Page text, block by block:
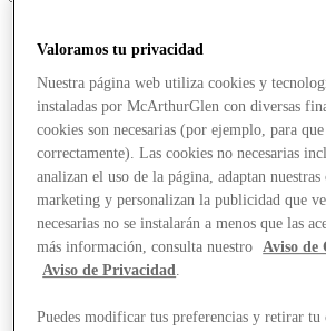
Valoramos tu privacidad
Nuestra página web utiliza cookies y
instaladas por McArthurGlen con diversas
cookies son necesarias (por ejemplo, para
correctamente). Las cookies no necesarias
analizan el uso de la página, adaptan nuestras
marketing y personalizan la publicidad que
necesarias no se instalarán a menos que las
más información, consulta nuestro
Aviso de
Aviso de Privacidad.
Puedes modificar tus preferencias y retirar tu